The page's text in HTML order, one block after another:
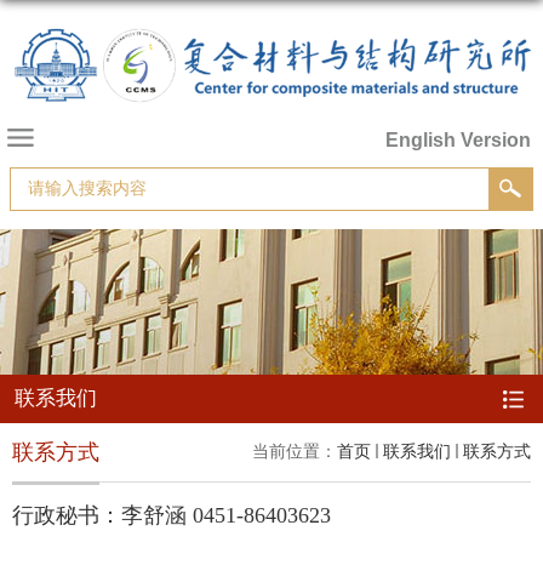
English Version
联系我们
当前位置： 首页 联系我们 联系方式
联系方式
行政秘书：李舒涵 0451-86403623